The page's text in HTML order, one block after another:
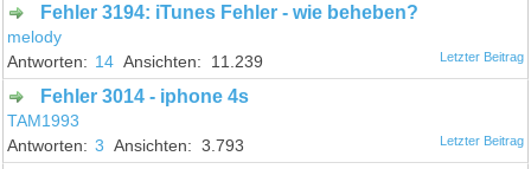
Fehler 3194: iTunes Fehler - wie beheben?
melody
14
11.239
Fehler 3014 - iphone 4s
TAM1993
3
3.793